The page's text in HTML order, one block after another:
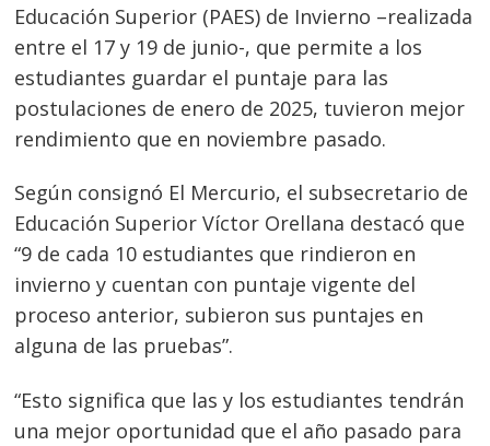
Educación Superior (PAES) de Invierno –realizada
entre el 17 y 19 de junio-, que permite a los
estudiantes guardar el puntaje para las
postulaciones de enero de 2025, tuvieron mejor
rendimiento que en noviembre pasado.
Según consignó El Mercurio, el subsecretario de
Educación Superior Víctor Orellana destacó que
“9 de cada 10 estudiantes que rindieron en
invierno y cuentan con puntaje vigente del
proceso anterior, subieron sus puntajes en
alguna de las pruebas”.
“Esto significa que las y los estudiantes tendrán
una mejor oportunidad que el año pasado para